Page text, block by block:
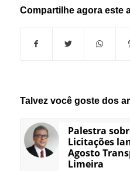
Compartilhe agora este
Talvez você goste dos
Palestra
Licitações
Agosto
Limeira